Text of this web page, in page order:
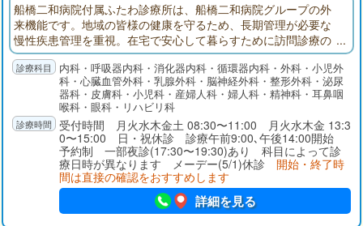
船橋二和病院付属ふたわ診療所は、船橋二和病院グループの外
来機能です。地域の皆様の健康を守るため、長期管理が必要な
慢性疾患管理を重視。在宅で安心して暮らすために訪問診療の
展開。入退院では船橋二和病院との連携。地域の皆様が安心し
て暮らせるように医療面でサポートできる外来機能を目指して
内科・呼吸器内科・消化器内科・循環器内科・外科・小児外
科・心臓血管外科・乳腺外科・脳神経外科・整形外科・泌尿
器科・皮膚科・小児科・産婦人科・婦人科・精神科・耳鼻咽
喉科・眼科・リハビリ科
受付時間 月火水木金土 08:30〜11:00 月火水木金 13:3
0〜15:00 日・祝休診 診療午前9:00､午後14:00開始
予約制 一部夜診(17:30〜19:30)あり 科目によって診
療日時が異なります メーデー(5/1)休診 開始・終了時
間は直接の確認をおすすめします
詳細を見る